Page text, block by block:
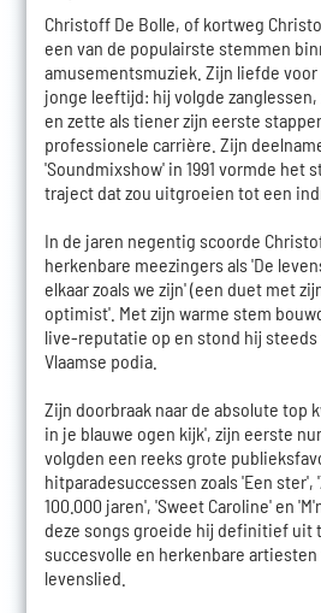
Christoff De Bolle, of kortweg
een van de populairste stemmen
amusementsmuziek. Zijn liefde voor
jonge leeftijd: hij volgde
en zette als tiener zijn eerste
professionele carrière. Zijn
'Soundmixshow' in 1991 vormde het
traject dat zou uitgroeien tot een
In de jaren negentig scoorde
herkenbare meezingers als 'De
elkaar zoals we zijn' (een duet met
optimist'. Met zijn warme stem
live-reputatie op en stond hij steeds
Vlaamse podia.
Zijn doorbraak naar de absolute top
in je blauwe ogen kijk', zijn eerste
volgden een reeks grote
hitparadesuccessen zoals 'Een ster',
100.000 jaren', 'Sweet Caroline' en
deze songs groeide hij definitief uit
succesvolle en herkenbare artiesten
levenslied.